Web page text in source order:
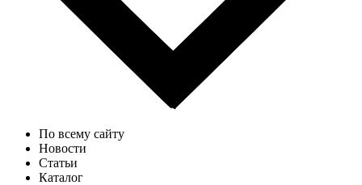
По всему сайту
Новости
Статьи
Каталог